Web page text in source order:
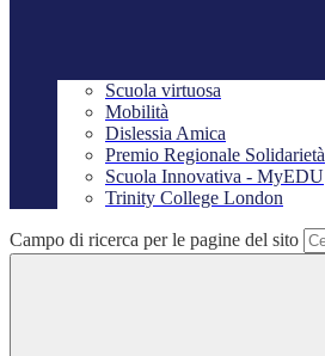
Scuola virtuosa
Mobilità
Dislessia Amica
Premio Regionale Solidarietà
Scuola Innovativa - MyEDU
Trinity College London
Campo di ricerca per le pagine del sito